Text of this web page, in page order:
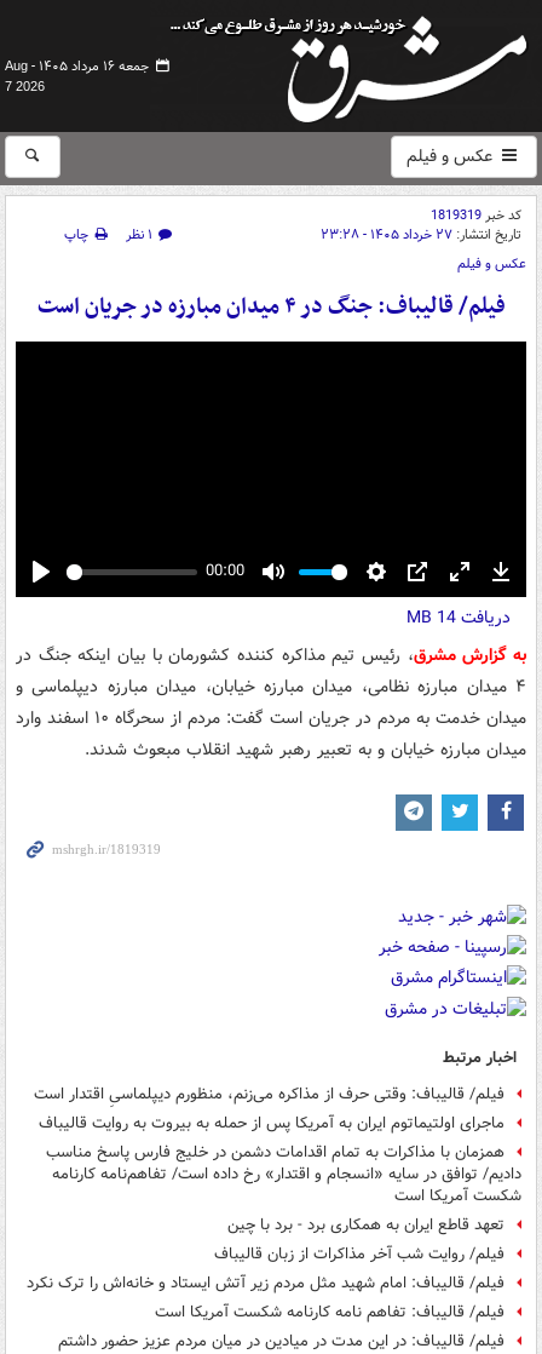
جمعه ۱۶ مرداد ۱۴۰۵ -
Aug
7 2026
عکس و فیلم
کد خبر1819319
تاریخ انتشار: ۲۷ خرداد ۱۴۰۵ - ۲۳:۲۸ ۱ نظر
چاپ
عکس و فیلم
فیلم/ قالیباف: جنگ در ۴ میدان مبارزه در جریان است
Play
00:00
Mute Settings
PIP Enter
fullscreen
دریافت14 MB
به گزارش مشرق، رئیس تیم مذاکره کننده کشورمان با بیان اینکه جنگ در
۴ میدان مبارزه نظامی، میدان مبارزه خیابان، میدان مبارزه دیپلماسی و
میدان خدمت به مردم در جریان است گفت: مردم از سحرگاه ۱۰ اسفند وارد
میدان مبارزه خیابان و به تعبیر رهبر شهید انقلاب مبعوث شدند.
اخبار مرتبط
فیلم/ قالیباف: وقتی حرف از مذاکره می‌زنم، منظورم دیپلماسیِ اقتدار است
ماجرای اولتیماتوم ایران به آمریکا پس از حمله به بیروت به روایت قالیباف
همزمان با مذاکرات به تمام اقدامات دشمن در خلیج فارس پاسخ مناسب
دادیم/ توافق در سایه «انسجام و اقتدار» رخ داده است/ تفاهم‌نامه کارنامه
شکست آمریکا است
تعهد قاطع ایران به همکاری برد - برد با چین
فیلم/ روایت شب آخر مذاکرات از زبان قالیباف
فیلم/ قالیباف: امام شهید مثل مردم زیر آتش ایستاد و خانه‌اش را ترک نکرد
فیلم/ قالیباف: تفاهم نامه کارنامه شکست آمریکا است
فیلم/ قالیباف: در این مدت در میادین در میان مردم عزیز حضور داشتم